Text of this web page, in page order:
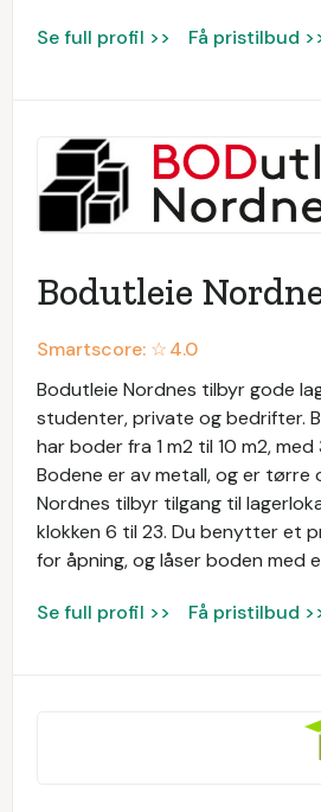
Se full profil >> Få pristilbud
Bodutleie
Smartscore: ☆4.0
Bodutleie Nordnes tilbyr gode
studenter, private og bedrifter.
har boder fra 1 m2 til 10 m2,
Bodene er av metall, og er tørre
Nordnes tilbyr tilgang til
klokken 6 til 23. Du benytter et
for åpning, og låser boden med
Se full profil >> Få pristilbud